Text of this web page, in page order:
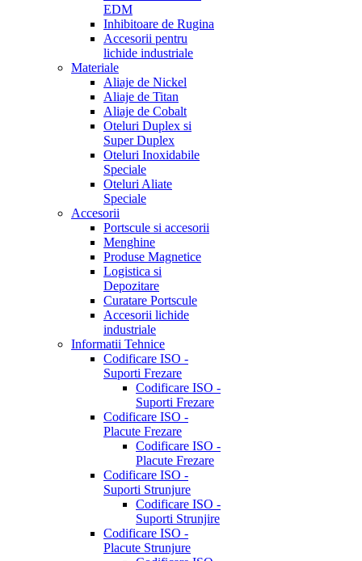
EDM
Inhibitoare de Rugina
Accesorii pentru
lichide industriale
Materiale
Aliaje de Nickel
Aliaje de Titan
Aliaje de Cobalt
Oteluri Duplex si
Super Duplex
Oteluri Inoxidabile
Speciale
Oteluri Aliate
Speciale
Accesorii
Portscule si accesorii
Menghine
Produse Magnetice
Logistica si
Depozitare
Curatare Portscule
Accesorii lichide
industriale
Informatii Tehnice
Codificare ISO -
Suporti Frezare
Codificare ISO -
Suporti Frezare
Codificare ISO -
Placute Frezare
Codificare ISO -
Placute Frezare
Codificare ISO -
Suporti Strunjure
Codificare ISO -
Suporti Strunjire
Codificare ISO -
Placute Strunjure